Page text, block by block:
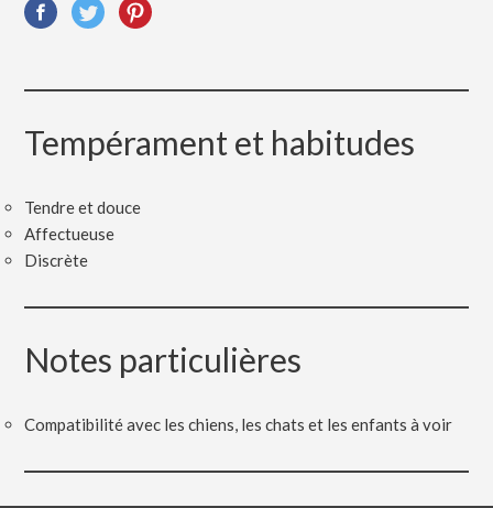
Tempérament et habitudes
Tendre et douce
Affectueuse
Discrète
Notes particulières
Compatibilité avec les chiens, les chats et les enfants à voir